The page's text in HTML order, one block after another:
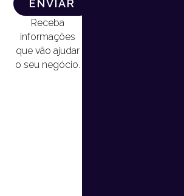
ENVIAR
Receba
informações
que vão ajudar
o seu negócio.